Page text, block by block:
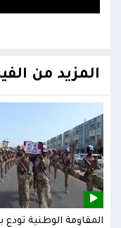
المزيد من
المقاومة الوطنية تودع